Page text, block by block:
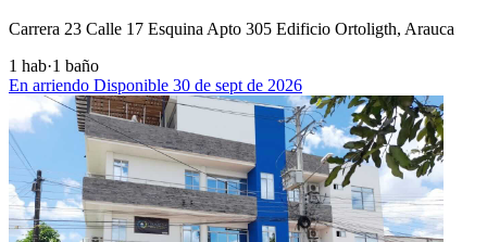
Carrera 23 Calle 17 Esquina Apto 305 Edificio Ortoligth, Arauca
1 hab·1 baño
En arriendo Disponible 30 de sept de 2026